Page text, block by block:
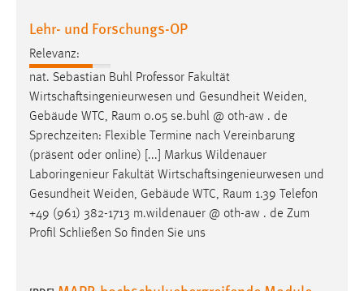
Lehr- und Forschungs-OP
Relevanz:
nat. Sebastian Buhl Professor Fakultät
Wirtschaftsingenieurwesen und Gesundheit Weiden,
Gebäude WTC, Raum 0.05 se.buhl @ oth-aw . de
Sprechzeiten: Flexible Termine nach Vereinbarung
(präsent oder online) [...] Markus Wildenauer
Laboringenieur Fakultät Wirtschaftsingenieurwesen und
Gesundheit Weiden, Gebäude WTC, Raum 1.39 Telefon
+49 (961) 382-1713 m.wildenauer @ oth-aw . de Zum
Profil Schließen So finden Sie uns
Marketing Cookies werden von Drittanbietern
verwendet, um personalisierte Werbung anzuzeigen.
Sie tun dies, indem sie Besucher über Websites
hinweg verfolgen.
Google Ads
Name:
_gcl_au